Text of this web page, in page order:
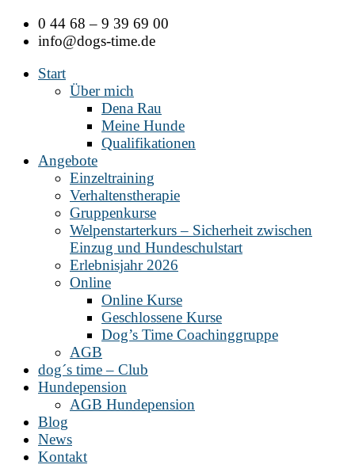
Zum
Inhalt
0 44 68 – 9 39 69 00
info@dogs-time.de
Start
Über mich
Dena Rau
Meine Hunde
Qualifikationen
Angebote
Einzeltraining
Verhaltenstherapie
Gruppenkurse
Welpenstarterkurs – Sicherheit zwischen
Einzug und Hundeschulstart
Erlebnisjahr 2026
Online
Online Kurse
Geschlossene Kurse
Dog’s Time Coachinggruppe
AGB
dog´s time – Club
Hundepension
AGB Hundepension
Blog
News
Kontakt